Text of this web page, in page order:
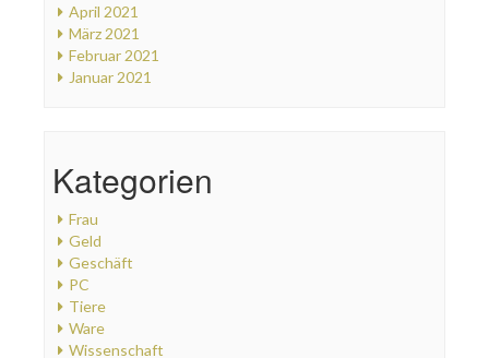
April 2021
März 2021
Februar 2021
Januar 2021
Kategorien
Frau
Geld
Geschäft
PC
Tiere
Ware
Wissenschaft